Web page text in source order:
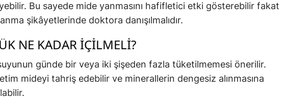
Bu sayede mide yanmasını hafifletici etki gösterebilir fakat
şikâyetlerinde doktora danışılmalıdır.
NE KADAR İÇILMELI?
günde bir veya iki şişeden fazla tüketilmemesi önerilir.
mideyi tahriş edebilir ve minerallerin dengesiz alınmasına